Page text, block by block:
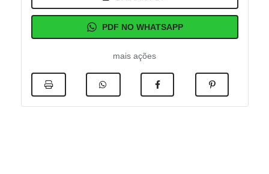
PDF NO WHATSAPP
mais ações